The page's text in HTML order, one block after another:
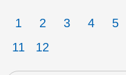
1 2 3 4 5
11
12